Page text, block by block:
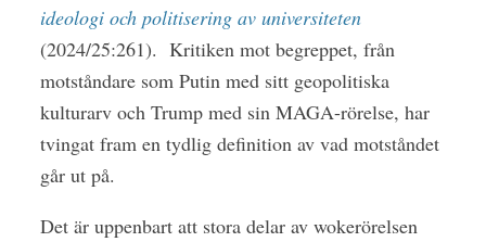
ideologi och politisering av universiteten
(2024/25:261). Kritiken mot begreppet, från
motståndare som Putin med sitt geopolitiska
kulturarv och Trump med sin MAGA-rörelse, har
tvingat fram en tydlig definition av vad motståndet
går ut på.
Det är uppenbart att stora delar av wokerörelsen